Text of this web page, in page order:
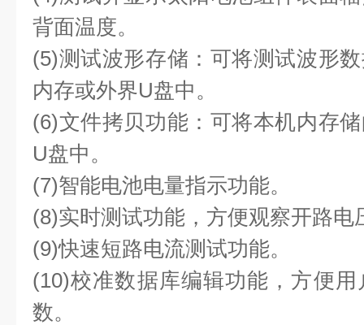
背面温度。
(5)测试波形存储：可将测试波形
内存或外界U盘中。
(6)文件拷贝功能：可将本机内存
U盘中。
(7)智能电池电量指示功能。
(8)实时测试功能，方便观察开路电
(9)快速短路电流测试功能。
(10)校准数据库编辑功能，方便
数。